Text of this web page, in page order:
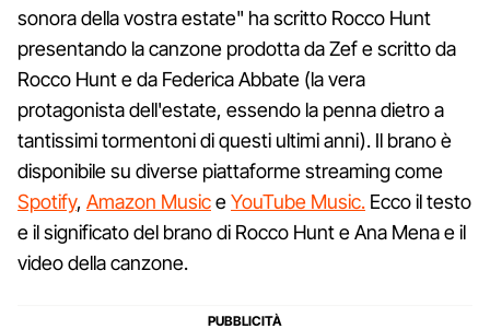
sonora della vostra estate" ha scritto Rocco Hunt
presentando la canzone prodotta da Zef e scritto da
Rocco Hunt e da Federica Abbate (la vera
protagonista dell'estate, essendo la penna dietro a
tantissimi tormentoni di questi ultimi anni). Il brano è
disponibile su diverse piattaforme streaming come
Spotify, Amazon MusiceYouTube Music. Ecco il testo
e il significato del brano di Rocco Hunt e Ana Mena e il
video della canzone.